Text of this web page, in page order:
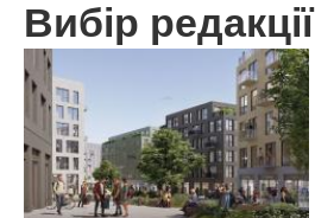
Вибір редакції